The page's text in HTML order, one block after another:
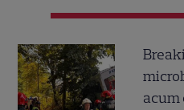
acum